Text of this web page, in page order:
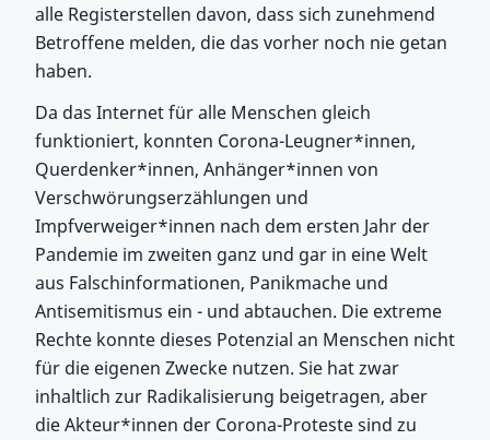
alle Registerstellen davon, dass sich zunehmend
Betroffene melden, die das vorher noch nie getan
haben.
Da das Internet für alle Menschen gleich
funktioniert, konnten Corona-Leugner*innen,
Querdenker*innen, Anhänger*innen von
Verschwörungserzählungen und
Impfverweiger*innen nach dem ersten Jahr der
Pandemie im zweiten ganz und gar in eine Welt
aus Falschinformationen, Panikmache und
Antisemitismus ein - und abtauchen. Die extreme
Rechte konnte dieses Potenzial an Menschen nicht
für die eigenen Zwecke nutzen. Sie hat zwar
inhaltlich zur Radikalisierung beigetragen, aber
die Akteur*innen der Corona-Proteste sind zu